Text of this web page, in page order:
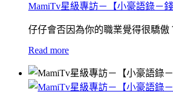
MamiTv星級專訪－【小豪語錄－
仔仔會否因為你的職業覺得很驕傲
Read more